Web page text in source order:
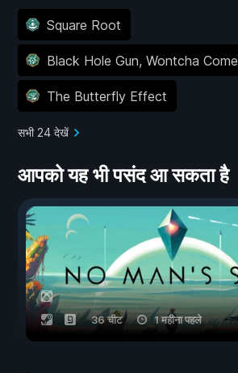
Square Root
Black Hole Gun, Wontcha Come
The Butterfly Effect
सभी 24 देखें
आपको यह भी पसंद आ सकता है
36 चीट 1 महीना पहले